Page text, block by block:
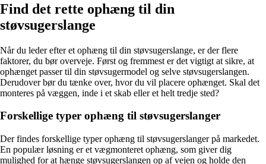
Find det rette ophæng til din
støvsugerslange
Når du leder efter et ophæng til din støvsugerslange, er der flere
faktorer, du bør overveje. Først og fremmest er det vigtigt at sikre, at
ophænget passer til din støvsugermodel og selve støvsugerslangen.
Derudover bør du tænke over, hvor du vil placere ophænget. Skal det
monteres på væggen, inde i et skab eller et helt tredje sted?
Forskellige typer ophæng til støvsugerslanger
Der findes forskellige typer ophæng til støvsugerslanger på markedet.
En populær løsning er et vægmonteret ophæng, som giver dig
mulighed for at hænge støvsugerslangen op af vejen og holde den